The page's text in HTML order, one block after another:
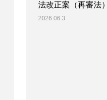
法改正案（再審法
2026.06.3